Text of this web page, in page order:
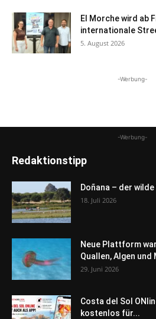
El Morche wird ab
internationale
5. August 2026
-Werbung-
-Werbung-
Redaktionstipp
Doñana – der
18. Juli 2026
Neue Plattform
Quallen, Algen und
29. Juni 2026
Costa del Sol
kostenlos für...